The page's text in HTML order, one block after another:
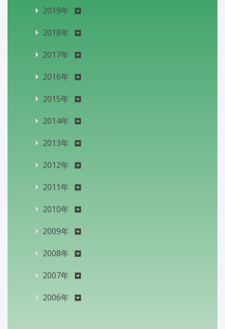
2019年
2018年
2017年
2016年
2015年
2014年
2013年
2012年
2011年
2010年
2009年
2008年
2007年
2006年